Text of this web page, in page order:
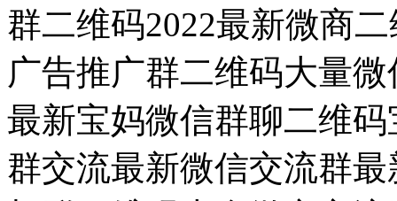
群二维码2022最新微商
广告推广群二维码大量
最新宝妈微信群聊二维
群交流最新微信交流群